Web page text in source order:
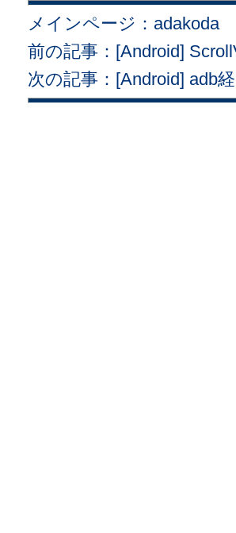
メインページ：adakoda
前の記事：[Android]
次の記事：[Android] adb